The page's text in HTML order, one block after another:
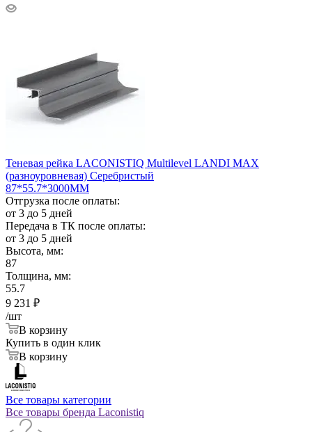
Теневая рейка LACONISTIQ Multilevel LANDI MAX
(разноуровневая) Серебристый
87*55.7*3000ММ
Отгрузка после оплаты:
от 3 до 5 дней
Передача в ТК после оплаты:
от 3 до 5 дней
Высота, мм:
87
Толщина, мм:
55.7
9 231 ₽
/шт
В корзину
Купить в один клик
В корзину
Все товары категории
Все товары бренда Laconistiq